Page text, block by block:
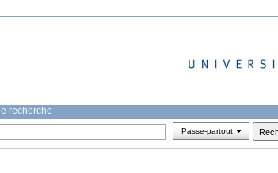
recherche
Passe-partout